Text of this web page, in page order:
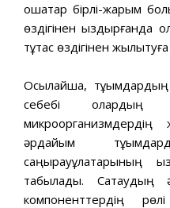
ошақтар бірлі-жарым
өздігінен қыздырғанда
тұтас өздігінен
Осылайша,
себебі олардың
әрдайым
саңырауқұлақтарының
табылады. Сақтаудың
компоненттердің